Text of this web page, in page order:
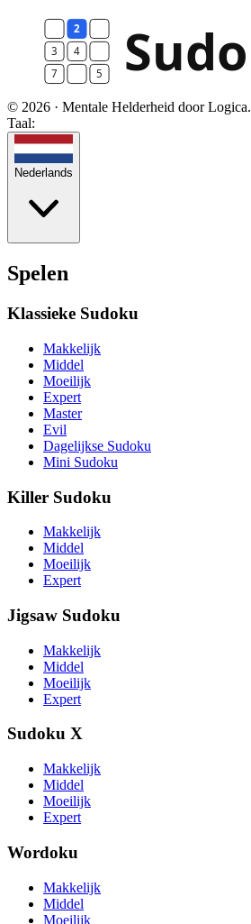
© 2026 · Mentale Helderheid door Logica.
Taal:
Nederlands
Spelen
Klassieke Sudoku
Makkelijk
Middel
Moeilijk
Expert
Master
Evil
Dagelijkse Sudoku
Mini Sudoku
Killer Sudoku
Makkelijk
Middel
Moeilijk
Expert
Jigsaw Sudoku
Makkelijk
Middel
Moeilijk
Expert
Sudoku X
Makkelijk
Middel
Moeilijk
Expert
Wordoku
Makkelijk
Middel
Moeilijk